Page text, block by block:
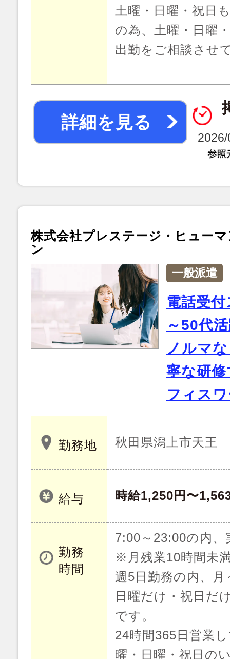
土曜・日曜・祝日
の為、土曜・日曜
出勤をご相談させ
詳細を見る
株式会社プレステージ・ヒュー
ン
一般派遣
電話受
～50代
ノルマ
寧な研
フィス
勤務地 秋田県潟上市天王
給与 時給1,250円〜
勤務
時間
7:00～23:00の内
※月残業10時間未
週5日勤務の内、
日曜だけ・祝日だ
です。
24時間365日営業
曜・日曜・祝日の